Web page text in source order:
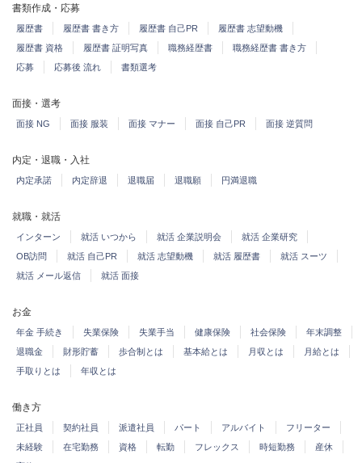
書類作成・応募
履歴書 履歴書 書き方 履歴書 自己PR
履歴書 志望動機
履歴書 資格
履歴書 証明写真 職務経歴書
職務経歴書 書き方
応募
応募後 流れ 書類選考
面接・選考
面接 NG 面接 服装 面接 マナー 面接 自己PR 面接 逆質問
内定・退職・入社
内定承諾 内定辞退 退職届 退職願 円満退職
就職・就活
インターン 就活 いつから 就活 企業説明会
就活 企業研究
OB訪問
就活 自己PR 就活 志望動機 就活 履歴書
就活 スーツ
就活 メール返信
就活 面接
お金
年金 手続き 失業保険 失業手当 健康保険 社会保険
年末調整
退職金
財形貯蓄 歩合制とは 基本給とは 月収とは
月給とは
手取りとは
年収とは
働き方
正社員 契約社員 派遣社員 パート アルバイト
フリーター
未経験
在宅勤務 資格 転勤 フレックス 時短勤務
産休